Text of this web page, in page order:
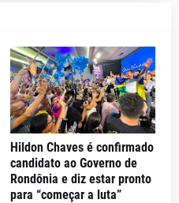
Hildon Chaves é confirmado
candidato ao Governo de
Rondônia e diz estar pronto
para “começar a luta”